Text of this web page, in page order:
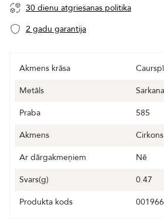
30 dienu atgriešanas politika
2 gadu garantija
Akmens krāsa
Metāls
Praba
585
Akmens
Cirkons
Ar dārgakmeņiem
Nē
Svars(g)
0.47
Produkta kods